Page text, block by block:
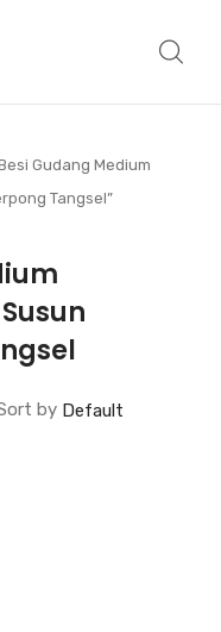
Gudang Medium
Tangsel”
by